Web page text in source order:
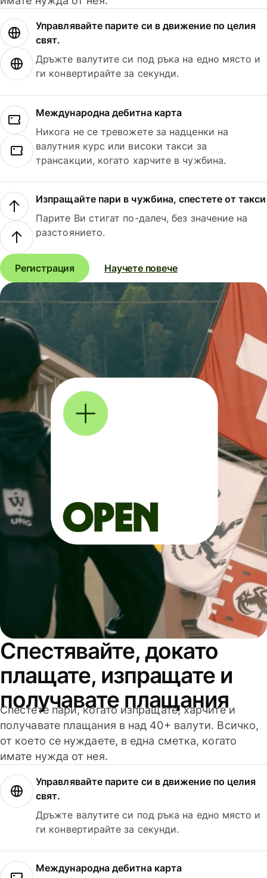
Управлявайте парите си в движение по целия
свят.
Дръжте валутите си под ръка на едно място и
ги конвертирайте за секунди.
Международна дебитна карта
Никога не се тревожете за надценки на
валутния курс или високи такси за
трансакции, когато харчите в чужбина.
Изпращайте пари в чужбина, спестете от такси
Парите Ви стигат по-далеч, без значение на
разстоянието.
Регистрация Научете повече
Спестявайте, докато
плащате, изпращате и
получавате плащания
Спестете пари, когато изпращате, харчите и
получавате плащания в над 40+ валути. Всичко,
от което се нуждаете, в една сметка, когато
имате нужда от нея.
Управлявайте парите си в движение по целия
свят.
Дръжте валутите си под ръка на едно място и
ги конвертирайте за секунди.
Международна дебитна карта